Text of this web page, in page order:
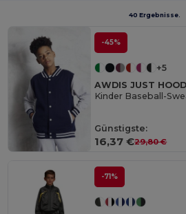
40 Ergebnisse.
-45%
+5
AWDIS JUST
Kinder Baseball-
Günstigste:
16,37 €29,80 €
-71%